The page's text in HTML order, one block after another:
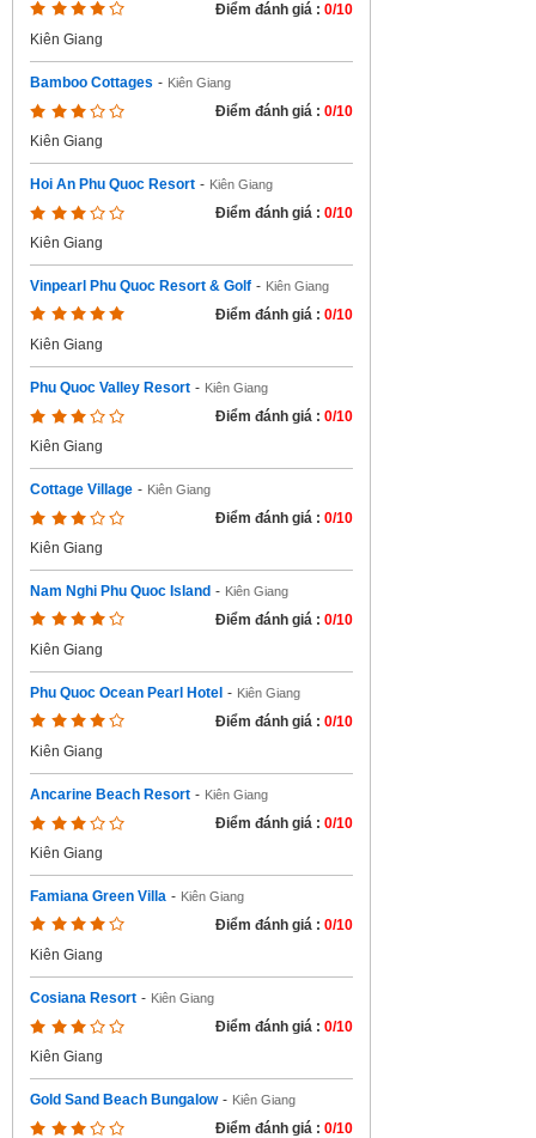
Điểm đánh giá : 0/10
Kiên Giang
Bamboo Cottages - Kiên Giang
Điểm đánh giá : 0/10
Kiên Giang
Hoi An Phu Quoc Resort - Kiên Giang
Điểm đánh giá : 0/10
Kiên Giang
Vinpearl Phu Quoc Resort & Golf - Kiên Giang
Điểm đánh giá : 0/10
Kiên Giang
Phu Quoc Valley Resort - Kiên Giang
Điểm đánh giá : 0/10
Kiên Giang
Cottage Village - Kiên Giang
Điểm đánh giá : 0/10
Kiên Giang
Nam Nghi Phu Quoc Island - Kiên Giang
Điểm đánh giá : 0/10
Kiên Giang
Phu Quoc Ocean Pearl Hotel - Kiên Giang
Điểm đánh giá : 0/10
Kiên Giang
Ancarine Beach Resort - Kiên Giang
Điểm đánh giá : 0/10
Kiên Giang
Famiana Green Villa - Kiên Giang
Điểm đánh giá : 0/10
Kiên Giang
Cosiana Resort - Kiên Giang
Điểm đánh giá : 0/10
Kiên Giang
Gold Sand Beach Bungalow - Kiên Giang
Điểm đánh giá : 0/10